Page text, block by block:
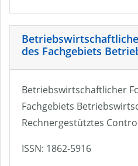
des Fachgebiets
Betriebswirtschaftlicher
Fachgebiets
Rechnergestütztes
ISSN: 1862-5916